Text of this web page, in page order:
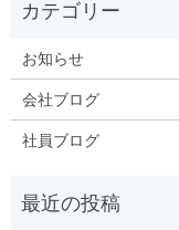
お知らせ
会社ブログ
社員ブログ